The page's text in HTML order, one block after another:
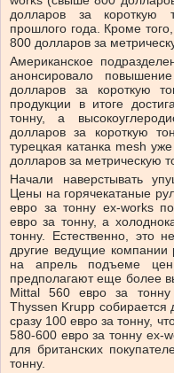
долларов за короткую
прошлого года. Кроме
800 долларов за
Американское
анонсировало
долларов за короткую
продукции в итоге
тонну, а
долларов за короткую
турецкая катанка mesh
долларов за метрическую
Начали наверстывать
Цены на горячекатаные
евро за тонну ex-works
евро за тонну, а
тонну. Естественно, это
другие ведущие
на апрель подъеме
предполагают еще более
Mittal 560 евро за тонну
Thyssen Krupp собирается
сразу 100 евро за тонну,
580-600 евро за тонну ex-
для британских
тонну.